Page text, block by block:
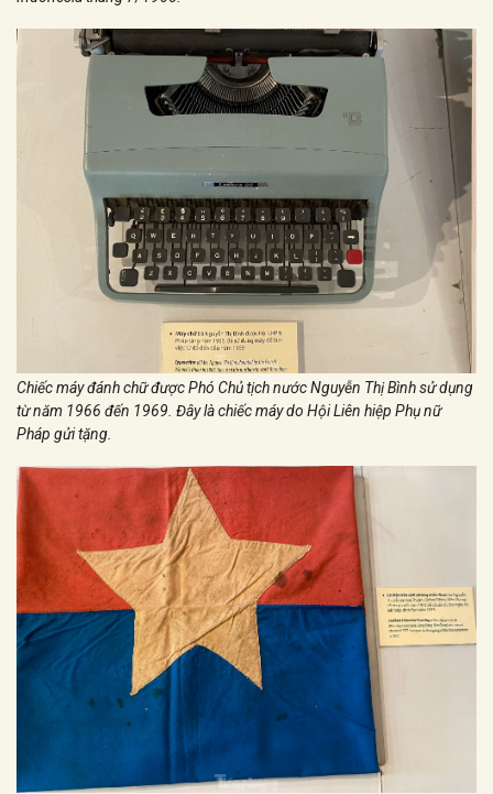
Chiếc máy đánh chữ được Phó Chủ tịch nước Nguyễn Thị Bình sử dụng
từ năm 1966 đến 1969. Đây là chiếc máy do Hội Liên hiệp Phụ nữ
Pháp gửi tặng.